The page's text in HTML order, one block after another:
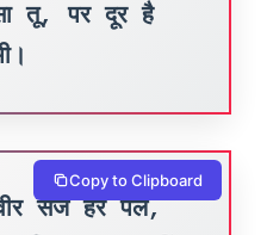
तू, पर दूर है
सजे हर पल,
Copy to Clipboard